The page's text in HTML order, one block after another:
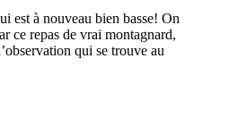
est à nouveau bien basse! On
ce repas de vrai montagnard,
qui se trouve au